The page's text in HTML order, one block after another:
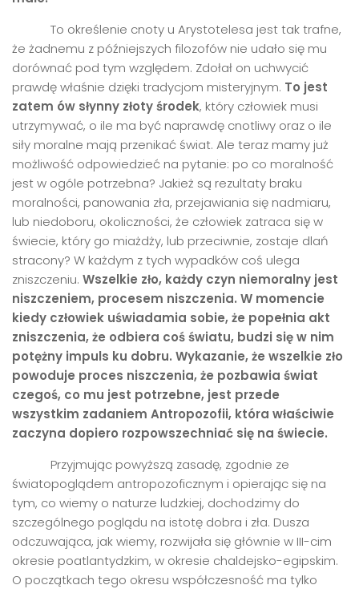
To określenie cnoty u Arystotelesa jest tak trafne,
że żadnemu z późniejszych filozofów nie udało się mu
dorównać pod tym względem. Zdołał on uchwycić
prawdę właśnie dzięki tradycjom misteryjnym. To jest
zatem ów słynny złoty środek, który człowiek musi
utrzymywać, o ile ma być naprawdę cnotliwy oraz o ile
siły moralne mają przenikać świat. Ale teraz mamy już
możliwość odpowiedzieć na pytanie: po co moralność
jest w ogóle potrzebna? Jakież są rezultaty braku
moralności, panowania zła, przejawiania się nadmiaru,
lub niedoboru, okoliczności, że człowiek zatraca się w
świecie, który go miażdży, lub przeciwnie, zostaje dlań
stracony? W każdym z tych wypadków coś ulega
zniszczeniu. Wszelkie zło, każdy czyn niemoralny jest
niszczeniem, procesem niszczenia. W momencie
kiedy człowiek uświadamia sobie, że popełnia akt
zniszczenia, że odbiera coś światu, budzi się w nim
potężny impuls ku dobru. Wykazanie, że wszelkie zło
powoduje proces niszczenia, że pozbawia świat
czegoś, co mu jest potrzebne, jest przede
wszystkim zadaniem Antropozofii, która właściwie
zaczyna dopiero rozpowszechniać się na świecie.
Przyjmując powyższą zasadę, zgodnie ze
światopoglądem antropozoficznym i opierając się na
tym, co wiemy o naturze ludzkiej, dochodzimy do
szczególnego poglądu na istotę dobra i zła. Dusza
odczuwająca, jak wiemy, rozwijała się głównie w III-cim
okresie poatlantydzkim, w okresie chaldejsko-egipskim.
O początkach tego okresu współczesność ma tylko